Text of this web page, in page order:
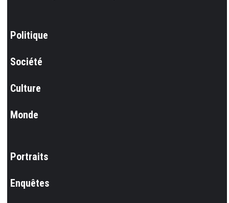
Politique
Société
Culture
Monde
Portraits
Enquêtes